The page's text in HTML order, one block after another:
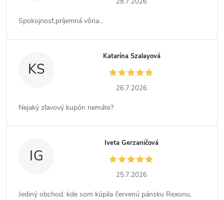
Spokojnosť,príjemná vôna...
KS
Katarína Szalayová
26.7.2026
Nejaký zľavový kupón nemáte?
IG
Iveta Gerzaničová
25.7.2026
Jediný obchod, kde som kúpila červenú pánsku Rexonu,